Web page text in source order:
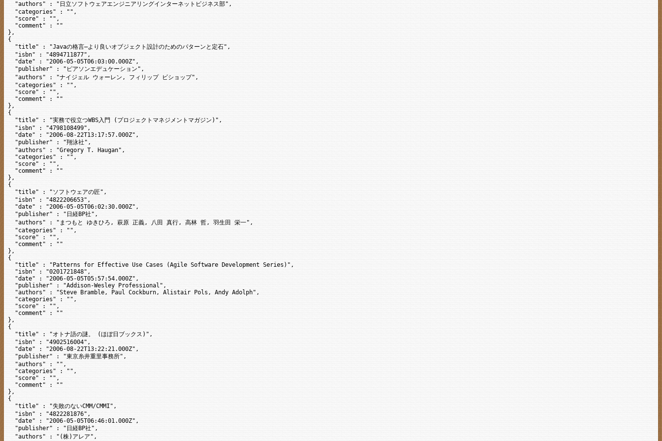
  "authors" : "日立ソフトウェアエンジニアリングインターネットビジネス部",
  "categories" : "",
  "score" : "",
  "comment" : ""
},
{
  "title" : "Javaの格言―より良いオブジェクト設計のためのパターンと定石",
  "isbn" : "4894711877",
  "date" : "2006-05-05T06:03:00.000Z",
  "publisher" : "ピアソンエデュケーション",
  "authors" : "ナイジェル ウォーレン, フィリップ ビショップ",
  "categories" : "",
  "score" : "",
  "comment" : ""
},
{
  "title" : "実務で役立つWBS入門 (プロジェクトマネジメントマガジン)",
  "isbn" : "4798108499",
  "date" : "2006-08-22T13:17:57.000Z",
  "publisher" : "翔泳社",
  "authors" : "Gregory T. Haugan",
  "categories" : "",
  "score" : "",
  "comment" : ""
},
{
  "title" : "ソフトウェアの匠",
  "isbn" : "4822206653",
  "date" : "2006-05-05T06:02:30.000Z",
  "publisher" : "日経BP社",
  "authors" : "まつもと ゆきひろ, 萩原 正義, 八田 真行, 高林 哲, 羽生田 栄一",
  "categories" : "",
  "score" : "",
  "comment" : ""
},
{
  "title" : "Patterns for Effective Use Cases (Agile Software Development Series)",
  "isbn" : "0201721848",
  "date" : "2006-05-05T05:57:54.000Z",
  "publisher" : "Addison-Wesley Professional",
  "authors" : "Steve Bramble, Paul Cockburn, Alistair Pols, Andy Adolph",
  "categories" : "",
  "score" : "",
  "comment" : ""
},
{
  "title" : "オトナ語の謎。 (ほぼ日ブックス)",
  "isbn" : "4902516004",
  "date" : "2006-08-22T13:22:21.000Z",
  "publisher" : "東京糸井重里事務所",
  "authors" : "",
  "categories" : "",
  "score" : "",
  "comment" : ""
},
{
  "title" : "失敗のないCMM/CMMI",
  "isbn" : "4822281876",
  "date" : "2006-05-05T06:46:01.000Z",
  "publisher" : "日経BP社",
  "authors" : "(株)アレア",